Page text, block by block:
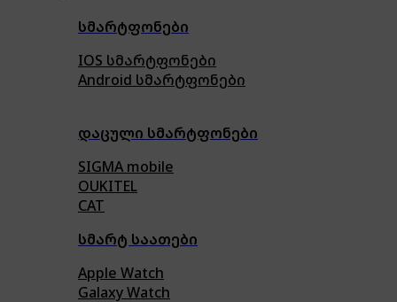
სმარტფონები
IOS სმარტფონები
Android სმარტფონები
დაცული სმარტფონები
SIGMA mobile
OUKITEL
CAT
სმარტ საათები
Apple Watch
Galaxy Watch